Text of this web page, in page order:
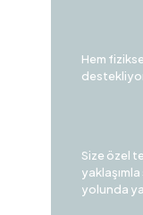
Hem
Size özel
yaklaşımla
yolunda